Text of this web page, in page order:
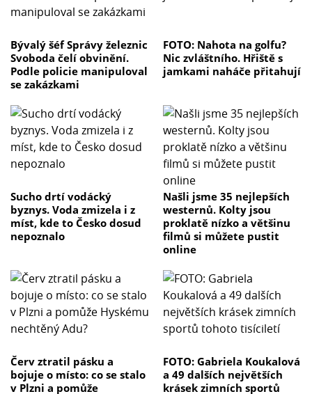
Bývalý šéf Správy železnic
Svoboda čelí obvinění.
Podle policie manipuloval
se zakázkami
FOTO: Nahota na golfu?
Nic zvláštního. Hřiště s
jamkami naháče přitahují
Sucho drtí vodácký
byznys. Voda zmizela i z
míst, kde to Česko dosud
nepoznalo
Našli jsme 35 nejlepších
westernů. Kolty jsou
proklatě nízko a většinu
filmů si můžete pustit
online
Červ ztratil pásku a
bojuje o místo: co se stalo
v Plzni a pomůže
FOTO: Gabriela Koukalová
a 49 dalších největších
krásek zimních sportů